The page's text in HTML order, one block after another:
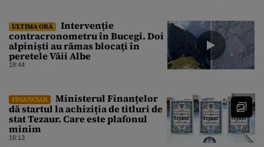
ULTIMA ORĂ
Intervenție
contracronometru în Bucegi. Doi
alpinişti au rămas blocaţi în
peretele Văii Albe
18:44
FINANCIAR
Ministerul Finanțelor
dă startul la achiziția de titluri de
stat Tezaur. Care este plafonul
minim
18:13